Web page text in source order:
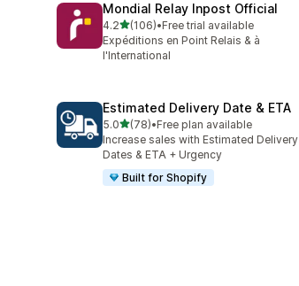
Mondial Relay Inpost Official
4.2별 5개 중
(106)
총 리뷰 106개
•Free trial available
Expéditions en Point Relais & à
l'International
Estimated Delivery Date & ETA
5.0별 5개 중
(78)
총 리뷰 78개
•Free plan available
Increase sales with Estimated Delivery
Dates & ETA + Urgency
Built for Shopify